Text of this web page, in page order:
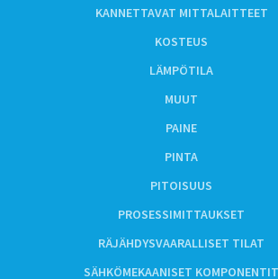
KANNETTAVAT MITTALAITTEET
KOSTEUS
LÄMPÖTILA
MUUT
PAINE
PINTA
PITOISUUS
PROSESSIMITTAUKSET
RÄJÄHDYSVAARALLISET TILAT
SÄHKÖMEKAANISET KOMPONENTIT